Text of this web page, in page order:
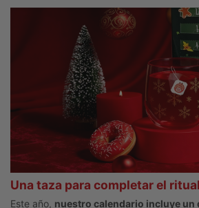
Una taza para completar el ritual
Este año, nuestro calendario incluye un